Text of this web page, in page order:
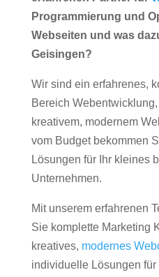
Programmierung und
Webseiten und was
Geisingen?
Wir sind ein erfahrenes,
Bereich
kreativem, modernem
vom Budget bekommen
Lösungen für Ihr kleines
Unternehmen.
Mit unserem erfahrenen
Sie komplette Marketing
kreatives, modernes
individuelle Lösungen